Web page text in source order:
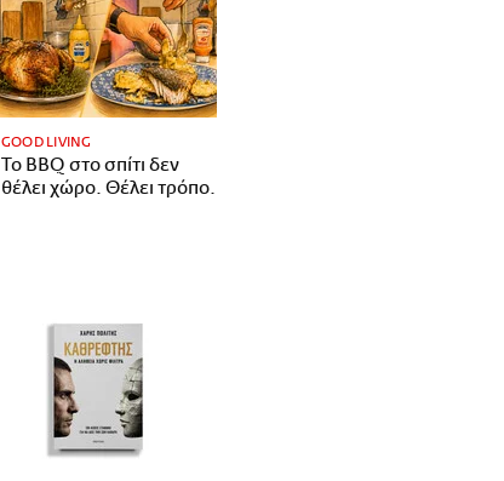
GOOD LIVING
Το BBQ στο σπίτι δεν
θέλει χώρο. Θέλει τρόπο.